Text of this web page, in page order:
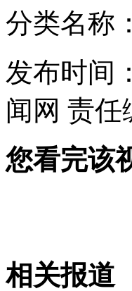
外交部：有关国家
安徽一实载49人客
分类名称
发布时间
闻网 责任
您看完该
相关报道